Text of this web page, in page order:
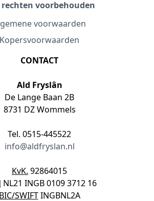
voorbehouden
voorwaarden
Kopersvoorwaarden
CONTACT
Ald Fryslân
De Lange Baan 2B
8731 DZ Wommels
Tel. 0515-445522
info@aldfryslan.nl
KvK. 92864015
NL21 INGB 0109 3712 16
BIC/SWIFTINGBNL2A